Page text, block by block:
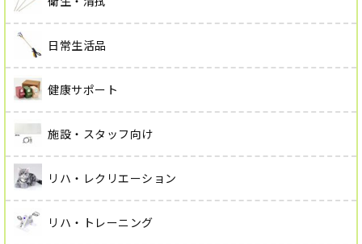
日常生活品
健康サポート
施設・スタッフ向け
リハ・レクリエーション
リハ・トレーニング